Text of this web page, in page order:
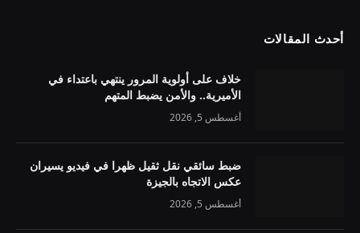
أحدث المقالات
خلاف على أولوية المرور ينتهي باعتداء في
الأميرية.. والأمن يضبط المتهم
أغسطس 5, 2026
ضبط سائقي نقل ثقيل ظهرا في فيديو يسيران
عكس الاتجاه بالجيزة
أغسطس 5, 2026